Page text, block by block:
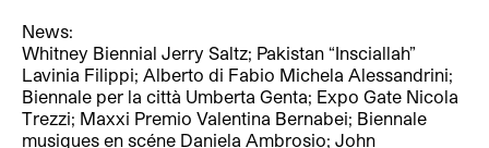
News:
Whitney Biennial Jerry Saltz; Pakistan “Insciallah”
Lavinia Filippi; Alberto di Fabio Michela Alessandrini;
Biennale per la città Umberta Genta; Expo Gate Nicola
Trezzi; Maxxi Premio Valentina Bernabei; Biennale
musiques en scéne Daniela Ambrosio; John